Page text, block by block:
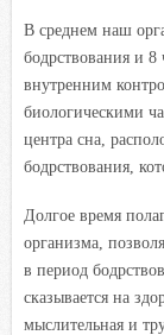
В среднем наш
бодрствования и 8
внутренним
биологическими
центра сна,
бодрствования,
Долгое время
организма,
в период
сказывается на
мыслительная и